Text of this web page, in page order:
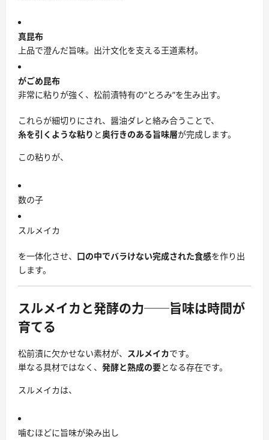
真昆布
上品で澄んだ旨味。出汁文化を支える王道素材。
がごめ昆布
非常に粘りが強く、松前漬特有の“とろみ”を生み出す。
これらが細切りにされ、醤油ダレと絡み合うことで、
糸を引くような粘り と奥行きのある旨味層が完成します。
この粘りが、
数の子
スルメイカ
を一体化させ、 口の中でバラけない完成された食感を作り出
します。
スルメイカと発酵の力──旨味は時間が
育てる
松前漬に欠かせない素材が、 スルメイカです。
単なる具材ではなく、 発酵と熟成の要となる存在です。
スルメイカは、
噛むほどに旨味が染み出し